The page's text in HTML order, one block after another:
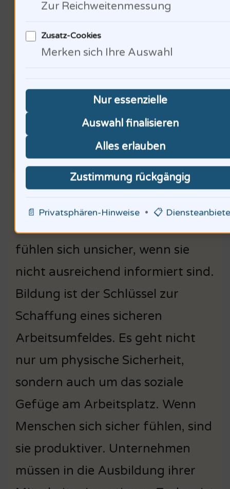
Soziale Aspekte der
Arbeitssicherheit
Die soziale Dimension der
Arbeitssicherheit ist
entscheidend. 60% der Arbeiter
fühlen sich unsicher, wenn sie
nicht ausreichend informiert sind.
Bildung ist der Schlüssel zur
Schaffung eines sicheren
Arbeitsumfeldes. Es geht nicht
nur um physische Sicherheit,
sondern auch um das soziale
Gefüge am Arbeitsplatz. Wenn
Menschen sich sicher fühlen, sind
sie produktiver. Unternehmen
müssen in die Ausbildung ihrer
Zur Reichweitenmessung
Zusatz-Cookies
Merken sich Ihre Auswahl
Nur essenzielle
Auswahl finalisieren
Alles erlauben
Zustimmung rückgängig
📄 Privatsphären-Hinweise• 📋